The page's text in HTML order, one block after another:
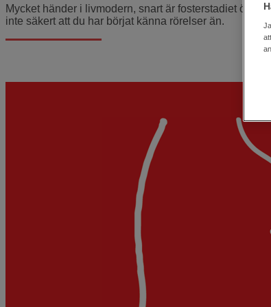
Mycket händer i livmodern, snart är fosterstadiet över.
inte säkert att du har börjat känna rörelser än.